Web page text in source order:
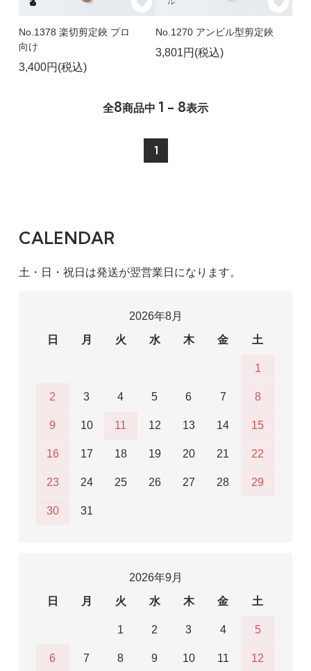
No.1378 楽切剪定鋏 プロ
向け
3,400円(税込)
No.1270 アンビル型剪定鋏
3,801円(税込)
全8商品中 1 - 8表示
1
CALENDAR
土・日・祝日は発送が翌営業日になります。
2026年8月
日
月 火 水 木 金 土
1
2 3 4 5 6 7 8
9 10 11 12 13 14 15
16 17 18 19 20 21 22
23 24 25 26 27 28 29
30 31
2026年9月
日
月 火 水 木 金 土
1 2 3 4 5
6 7 8 9 10 11 12